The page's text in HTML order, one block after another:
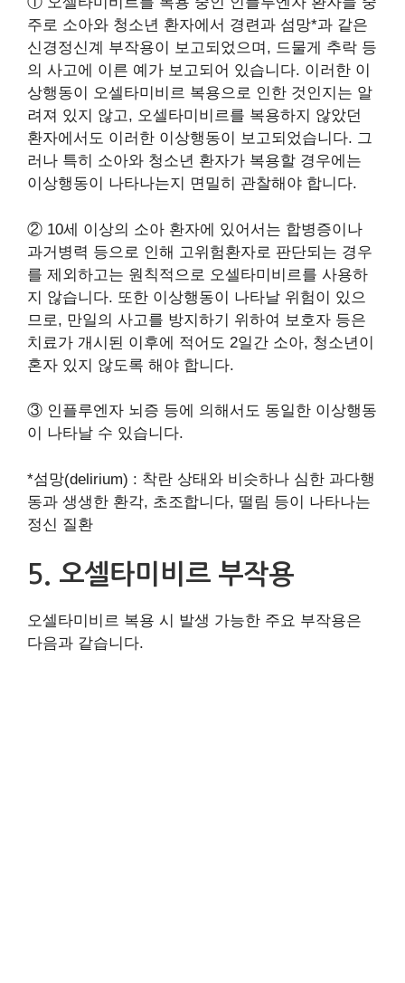
주로 소아와 청소년 환자에서 경련과 섬망*과 같은
신경정신계 부작용이 보고되었으며, 드물게 추락 등
의 사고에 이른 예가 보고되어 있습니다. 이러한 이
상행동이 오셀타미비르 복용으로 인한 것인지는 알
려져 있지 않고, 오셀타미비르를 복용하지 않았던
환자에서도 이러한 이상행동이 보고되었습니다. 그
러나 특히 소아와 청소년 환자가 복용할 경우에는
이상행동이 나타나는지 면밀히 관찰해야 합니다.
② 10세 이상의 소아 환자에 있어서는 합병증이나
과거병력 등으로 인해 고위험환자로 판단되는 경우
를 제외하고는 원칙적으로 오셀타미비르를 사용하
지 않습니다. 또한 이상행동이 나타날 위험이 있으
므로, 만일의 사고를 방지하기 위하여 보호자 등은
치료가 개시된 이후에 적어도 2일간 소아, 청소년이
혼자 있지 않도록 해야 합니다.
③ 인플루엔자 뇌증 등에 의해서도 동일한 이상행동
이 나타날 수 있습니다.
*섬망(delirium) : 착란 상태와 비슷하나 심한 과다행
동과 생생한 환각, 초조합니다, 떨림 등이 나타나는
정신 질환
5. 오셀타미비르 부작용
오셀타미비르 복용 시 발생 가능한 주요 부작용은
다음과 같습니다.